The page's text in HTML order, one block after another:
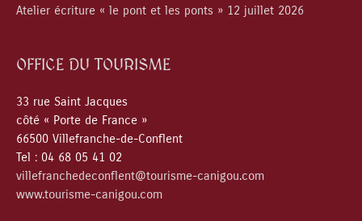
Atelier écriture « le pont et les ponts » 12 juillet 2026
OFFICE DU TOURISME
33 rue Saint Jacques
côté « Porte de France »
66500 Villefranche-de-Conflent
Tel : 04 68 05 41 02
villefranchedeconflent@tourisme-canigou.com
www.tourisme-canigou.com